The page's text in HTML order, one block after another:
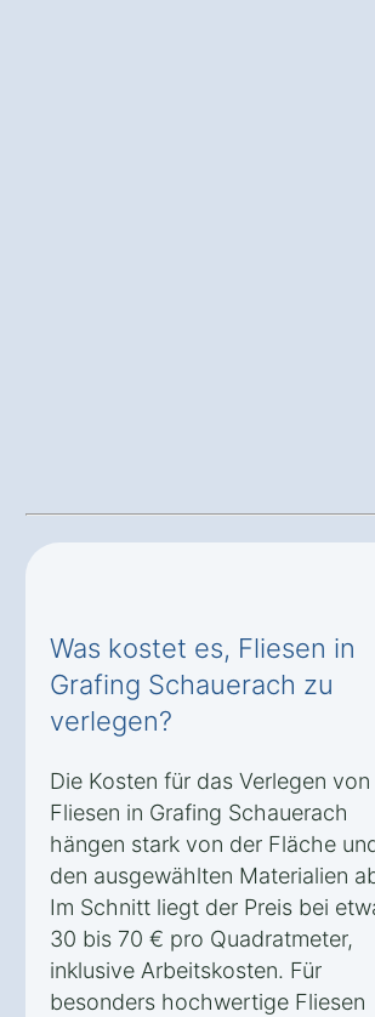
Was kostet es, Fliesen in
Grafing Schauerach zu
verlegen?
Die Kosten für das Verlegen von
Fliesen in Grafing Schauerach
hängen stark von der Fläche
den ausgewählten Materialien
Im Schnitt liegt der Preis bei
30 bis 70 € pro Quadratmeter,
inklusive Arbeitskosten. Für
besonders hochwertige Fliesen